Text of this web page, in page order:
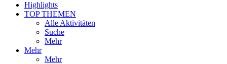
Highlights
TOP THEMEN
Alle Aktivitäten
Suche
Mehr
Mehr
Mehr